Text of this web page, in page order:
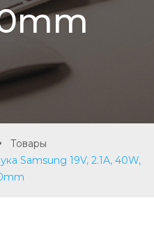
Товары
Samsung 19V, 2.1A, 40W,